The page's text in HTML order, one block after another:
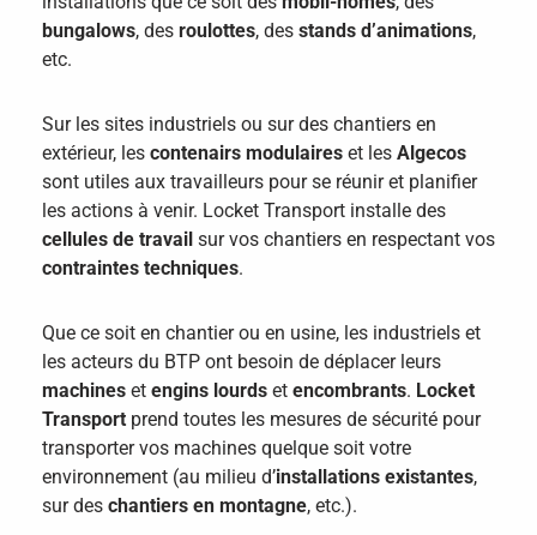
bungalows, des roulottes, des stands d’animations,
etc.
Sur les sites industriels ou sur des chantiers en
extérieur, les contenairs modulaires et les Algecos
sont utiles aux travailleurs pour se réunir et planifier
les actions à venir. Locket Transport installe des
cellules de travail sur vos chantiers en respectant vos
contraintes techniques.
Que ce soit en chantier ou en usine, les industriels et
les acteurs du BTP ont besoin de déplacer leurs
machines et engins lourds et encombrants. Locket
Transport prend toutes les mesures de sécurité pour
transporter vos machines quelque soit votre
environnement (au milieu d’installations existantes,
sur des chantiers en montagne, etc.).